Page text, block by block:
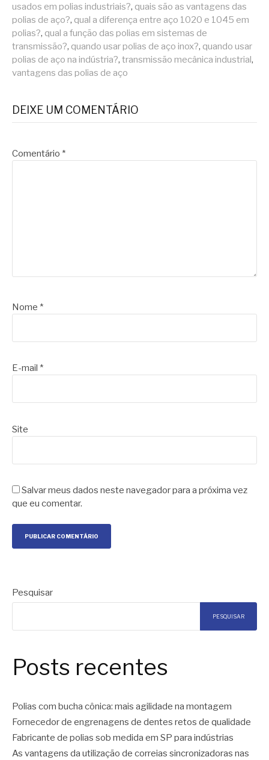
usados em polias industriais?, quais são as vantagens das
polias de aço?, qual a diferença entre aço 1020 e 1045 em
polias?, qual a função das polias em sistemas de
transmissão?, quando usar polias de aço inox?, quando usar
polias de aço na indústria?, transmissão mecânica industrial,
vantagens das polias de aço
DEIXE UM COMENTÁRIO
Comentário *
Nome *
E-mail *
Site
Salvar meus dados neste navegador para a próxima vez
que eu comentar.
Pesquisar
PESQUISAR
Posts recentes
Polias com bucha cônica: mais agilidade na montagem
Fornecedor de engrenagens de dentes retos de qualidade
Fabricante de polias sob medida em SP para indústrias
As vantagens da utilização de correias sincronizadoras nas